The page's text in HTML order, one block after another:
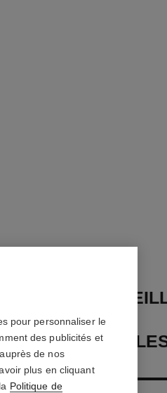
BOUCLES
DE CAMÉLIA
pour personnaliser le
des publicités et
de nos
plus en cliquant
Politique de